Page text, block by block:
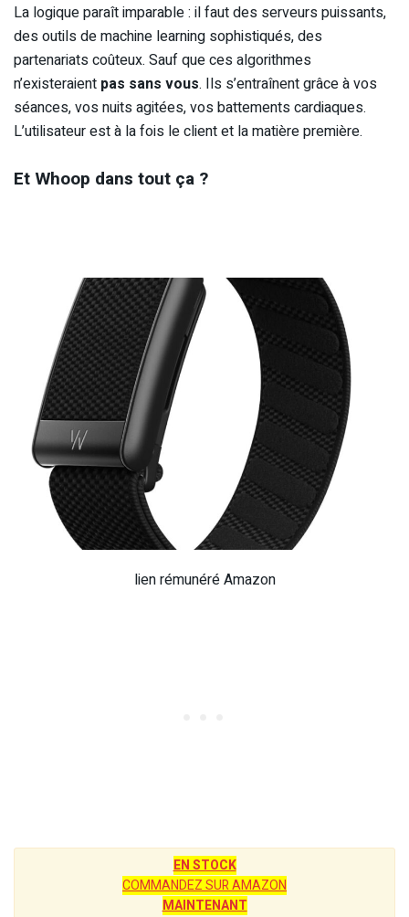
La logique paraît imparable : il faut des serveurs puissants,
des outils de machine learning sophistiqués, des
partenariats coûteux. Sauf que ces algorithmes
n’existeraient pas sans vous. Ils s’entraînent grâce à vos
séances, vos nuits agitées, vos battements cardiaques.
L’utilisateur est à la fois le client et la matière première.
Et Whoop dans tout ça ?
lien rémunéré Amazon
EN STOCK
COMMANDEZ SUR AMAZON
MAINTENANT